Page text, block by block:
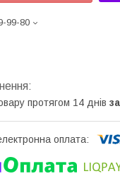
99-80
протягом 14 днів